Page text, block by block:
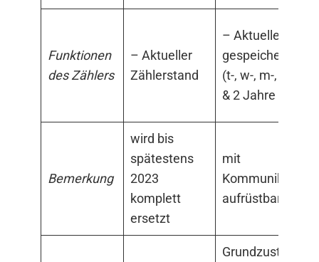
Funktionen
des Zählers
– Aktueller
Zählerstand
– Aktueller
gespeicherte
(t-, w-, m-,
& 2 Jahre im
Bemerkung
wird bis
spätestens
2023
komplett
ersetzt
mit
aufrüstbar zum